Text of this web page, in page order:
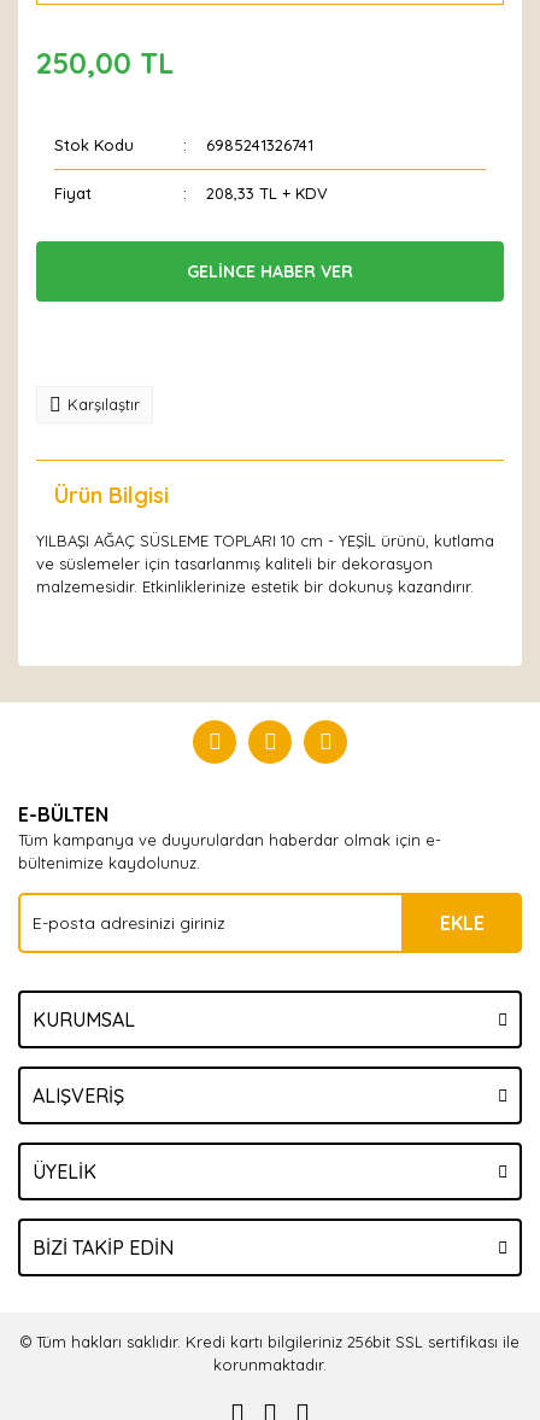
250,00 TL
Stok Kodu 6985241326741
Fiyat 208,33 TL + KDV
GELİNCE HABER VER
Karşılaştır
Ürün Bilgisi
YILBAŞI AĞAÇ SÜSLEME TOPLARI 10 cm - YEŞİL ürünü, kutlama
ve süslemeler için tasarlanmış kaliteli bir dekorasyon
malzemesidir. Etkinliklerinize estetik bir dokunuş kazandırır.
Yorum Yaz
E-BÜLTEN
Tüm kampanya ve duyurulardan haberdar olmak için e-
bültenimize kaydolunuz.
EKLE
KURUMSAL
ALIŞVERİŞ
ÜYELİK
BİZİ TAKİP EDİN
© Tüm hakları saklıdır. Kredi kartı bilgileriniz 256bit SSL sertifikası ile
korunmaktadır.